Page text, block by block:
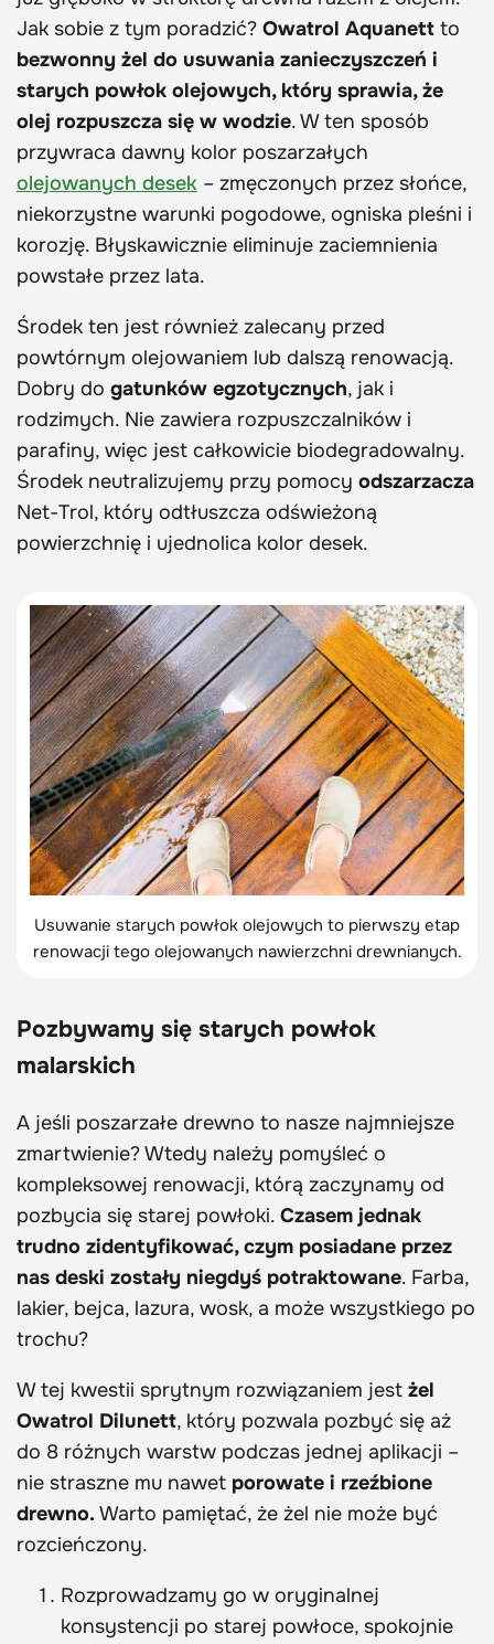
Jak sobie z tym poradzić? Owatrol Aquanett to
bezwonny żel do usuwania zanieczyszczeń i
starych powłok olejowych, który sprawia, że
olej rozpuszcza się w wodzie. W ten sposób
przywraca dawny kolor poszarzałych
olejowanych desek – zmęczonych przez słońce,
niekorzystne warunki pogodowe, ogniska pleśni i
korozję. Błyskawicznie eliminuje zaciemnienia
powstałe przez lata.
Środek ten jest również zalecany przed
powtórnym olejowaniem lub dalszą renowacją.
Dobry do gatunków egzotycznych, jak i
rodzimych. Nie zawiera rozpuszczalników i
parafiny, więc jest całkowicie biodegradowalny.
Środek neutralizujemy przy pomocy odszarzacza
Net-Trol, który odtłuszcza odświeżoną
powierzchnię i ujednolica kolor desek.
Usuwanie starych powłok olejowych to pierwszy etap
renowacji tego olejowanych nawierzchni drewnianych.
Pozbywamy się starych powłok
malarskich
A jeśli poszarzałe drewno to nasze najmniejsze
zmartwienie? Wtedy należy pomyśleć o
kompleksowej renowacji, którą zaczynamy od
pozbycia się starej powłoki. Czasem jednak
trudno zidentyfikować, czym posiadane przez
nas deski zostały niegdyś potraktowane. Farba,
lakier, bejca, lazura, wosk, a może wszystkiego po
trochu?
W tej kwestii sprytnym rozwiązaniem jest żel
Owatrol Dilunett, który pozwala pozbyć się aż
do 8 różnych warstw podczas jednej aplikacji –
nie straszne mu nawet porowate i rzeźbione
drewno. Warto pamiętać, że żel nie może być
rozcieńczony.
Rozprowadzamy go w oryginalnej
konsystencji po starej powłoce, spokojnie